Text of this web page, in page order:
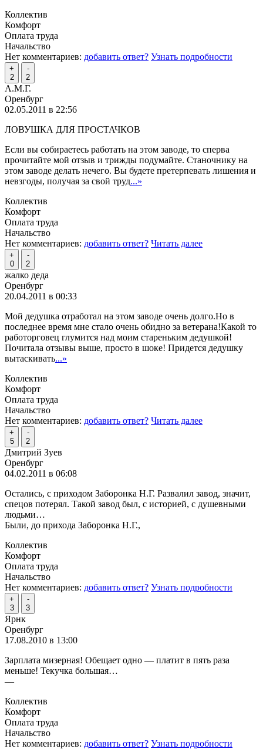
Коллектив
Комфорт
Оплата труда
Начальство
Нет комментариев: добавить ответ? Узнать подробности
+
2
-
2
А.М.Г.
Оренбург
02.05.2011 в 22:56
ЛОВУШКА ДЛЯ ПРОСТАЧКОВ
Если вы собираетесь работать на этом заводе, то сперва
прочитайте мой отзыв и трижды подумайте. Станочнику на
этом заводе делать нечего. Вы будете претерпевать лишения и
невзгоды, получая за свой труд...»
Коллектив
Комфорт
Оплата труда
Начальство
Нет комментариев: добавить ответ? Читать далее
+
0
-
2
жалко деда
Оренбург
20.04.2011 в 00:33
Мой дедушка отработал на этом заводе очень долго.Но в
последнее время мне стало очень обидно за ветерана!Какой то
работорговец глумится над моим стареньким дедушкой!
Почитала отзывы выше, просто в шоке! Придется дедушку
вытаскивать...»
Коллектив
Комфорт
Оплата труда
Начальство
Нет комментариев: добавить ответ? Читать далее
+
5
-
2
Дмитрий Зуев
Оренбург
04.02.2011 в 06:08
Остались, с приходом Заборонка Н.Г. Развалил завод, значит,
спецов потерял. Такой завод был, с историей, с душевными
людьми…
Были, до прихода Заборонка Н.Г.,
Коллектив
Комфорт
Оплата труда
Начальство
Нет комментариев: добавить ответ? Узнать подробности
+
3
-
3
Ярнк
Оренбург
17.08.2010 в 13:00
Зарплата мизерная! Обещает одно — платит в пять раза
меньше! Текучка большая…
—
Коллектив
Комфорт
Оплата труда
Начальство
Нет комментариев: добавить ответ? Узнать подробности